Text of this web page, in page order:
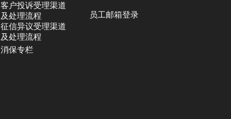
客户投诉受理渠道
及处理流程
征信异议受理渠道
及处理流程
消保专栏
员工邮箱登录